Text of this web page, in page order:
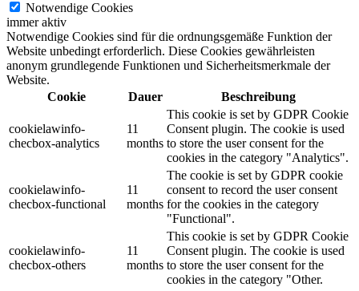
Notwendige Cookies
immer aktiv
Notwendige Cookies sind für die ordnungsgemäße Funktion der
Website unbedingt erforderlich. Diese Cookies gewährleisten
anonym grundlegende Funktionen und Sicherheitsmerkmale der
Website.
Cookie
Dauer Beschreibung
cookielawinfo-
checbox-analytics
11
months
This cookie is set by GDPR Cookie
Consent plugin. The cookie is used
to store the user consent for the
cookies in the category "Analytics".
cookielawinfo-
checbox-functional
11
months
The cookie is set by GDPR cookie
consent to record the user consent
for the cookies in the category
"Functional".
cookielawinfo-
checbox-others
11
months
This cookie is set by GDPR Cookie
Consent plugin. The cookie is used
to store the user consent for the
cookies in the category "Other.